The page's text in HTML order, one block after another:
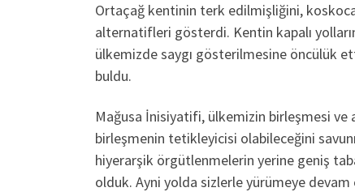
Ortaçağ kentinin terk edilmişliğini, koskoca
alternatifleri gösterdi. Kentin kapalı
ülkemizde saygı gösterilmesine öncülük
buldu.
Mağusa İnisiyatifi, ülkemizin birleşmesi ve
birleşmenin tetikleyicisi olabileceğini
hiyerarşik örgütlenmelerin yerine geniş
olduk. Ayni yolda sizlerle yürümeye devam